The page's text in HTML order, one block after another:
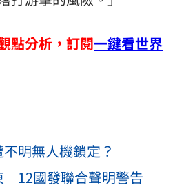
點分析，訂閱一鍵看世界
明無人機鎖定？
12國發聯合聲明警告